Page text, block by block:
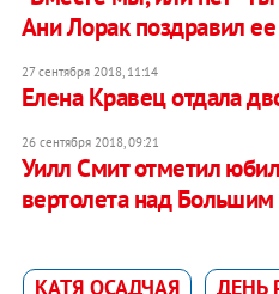
Ани Лорак поздравил
27 сентября 2018, 11:14
Елена Кравец отдала
26 сентября 2018, 09:21
Уилл Смит отметил
вертолета над
КАТЯ ОСАДЧАЯ ДЕНЬ